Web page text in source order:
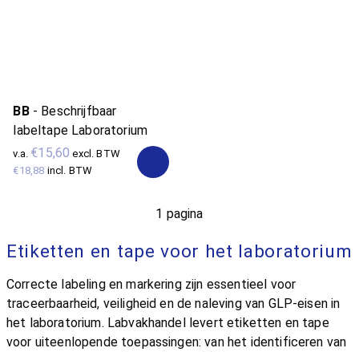
BB- Beschrijfbaar
labeltape Laboratorium
v.a. €15,60 excl. BTW
€18,88 incl. BTW
1 pagina
Etiketten en tape voor het laboratorium
Correcte labeling en markering zijn essentieel voor
traceerbaarheid, veiligheid en de naleving van GLP-eisen in
het laboratorium. Labvakhandel levert etiketten en tape
voor uiteenlopende toepassingen: van het identificeren van